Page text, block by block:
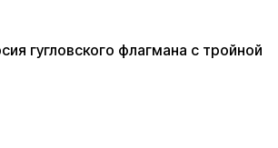
гугловского флагмана с тройной